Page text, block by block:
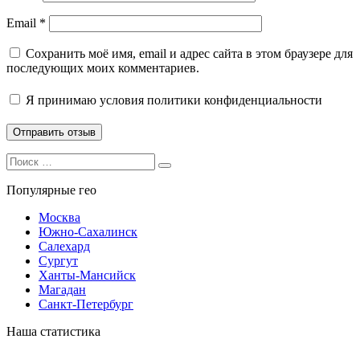
Email *
Сохранить моё имя, email и адрес сайта в этом браузере для
последующих моих комментариев.
Я принимаю условия политики конфиденциальности
Search
for:
Search
Популярные гео
Москва
Южно-Сахалинск
Салехард
Сургут
Ханты-Мансийск
Магадан
Санкт-Петербург
Наша статистика